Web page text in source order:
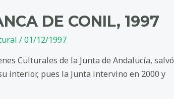
DE CONIL, 1997
/01/12/1997
Culturales de la Junta de Andalucía, salvó
interior, pues la Junta intervino en 2000 y